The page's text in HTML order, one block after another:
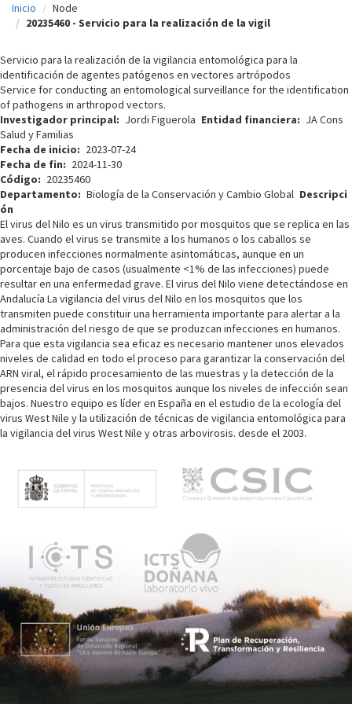
i
p
a
l
Inicio
Node
20235460 - Servicio para la realización de la vigil
Servicio para la realización de la vigilancia entomológica para la
identificación de agentes patógenos en vectores artrópodos
Service for conducting an entomological surveillance for the identification
of pathogens in arthropod vectors.
Investigador principal
Jordi Figuerola Entidad financiera
JA Cons
Salud y Familias
Fecha de inicio
2023-07-24
Fecha de fin
2024-11-30
Código
20235460
Departamento
Biología de la Conservación y Cambio Global Descripci
ón
El virus del Nilo es un virus transmitido por mosquitos que se replica en las
aves. Cuando el virus se transmite a los humanos o los caballos se
producen infecciones normalmente asintomáticas, aunque en un
porcentaje bajo de casos (usualmente <1% de las infecciones) puede
resultar en una enfermedad grave. El virus del Nilo viene detectándose en
Andalucía La vigilancia del virus del Nilo en los mosquitos que los
transmiten puede constituir una herramienta importante para alertar a la
administración del riesgo de que se produzcan infecciones en humanos.
Para que esta vigilancia sea eficaz es necesario mantener unos elevados
niveles de calidad en todo el proceso para garantizar la conservación del
ARN viral, el rápido procesamiento de las muestras y la detección de la
presencia del virus en los mosquitos aunque los niveles de infección sean
bajos. Nuestro equipo es líder en España en el estudio de la ecología del
virus West Nile y la utilización de técnicas de vigilancia entomológica para
la vigilancia del virus West Nile y otras arbovirosis. desde el 2003.
e
n
ú
p
r
i
n
c